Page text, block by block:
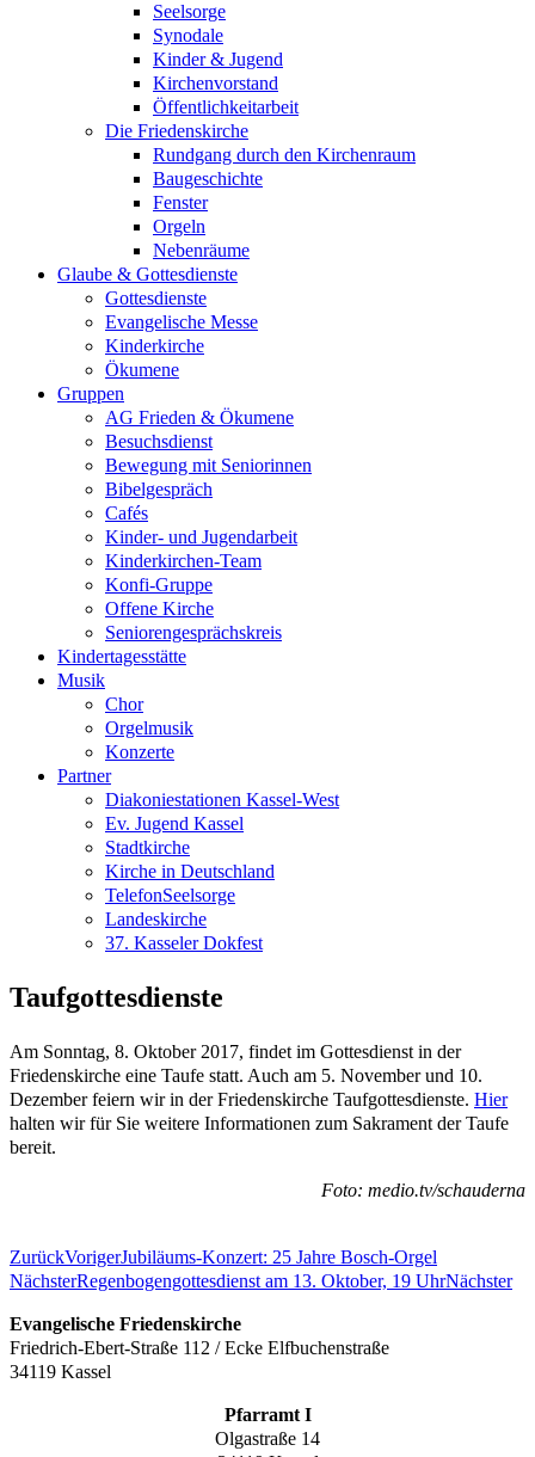
Seelsorge
Synodale
Kinder & Jugend
Kirchenvorstand
Öffentlichkeitarbeit
Die Friedenskirche
Rundgang durch den Kirchenraum
Baugeschichte
Fenster
Orgeln
Nebenräume
Glaube & Gottesdienste
Gottesdienste
Evangelische Messe
Kinderkirche
Ökumene
Gruppen
AG Frieden & Ökumene
Besuchsdienst
Bewegung mit Seniorinnen
Bibelgespräch
Cafés
Kinder- und Jugendarbeit
Kinderkirchen-Team
Konfi-Gruppe
Offene Kirche
Seniorengesprächskreis
Kindertagesstätte
Musik
Chor
Orgelmusik
Konzerte
Partner
Diakoniestationen Kassel-West
Ev. Jugend Kassel
Stadtkirche
Kirche in Deutschland
TelefonSeelsorge
Landeskirche
37. Kasseler Dokfest
Taufgottesdienste
Am Sonntag, 8. Oktober 2017, findet im Gottesdienst in der
Friedenskirche eine Taufe statt. Auch am 5. November und 10.
Dezember feiern wir in der Friedenskirche Taufgottesdienste. Hier
halten wir für Sie weitere Informationen zum Sakrament der Taufe
bereit.
Foto: medio.tv/schauderna
ZurückVorigerJubiläums-Konzert: 25 Jahre Bosch-Orgel
NächsterRegenbogengottesdienst am 13. Oktober, 19 UhrNächster
Evangelische Friedenskirche
Friedrich-Ebert-Straße 112 / Ecke Elfbuchenstraße
34119 Kassel
Pfarramt I
Olgastraße 14